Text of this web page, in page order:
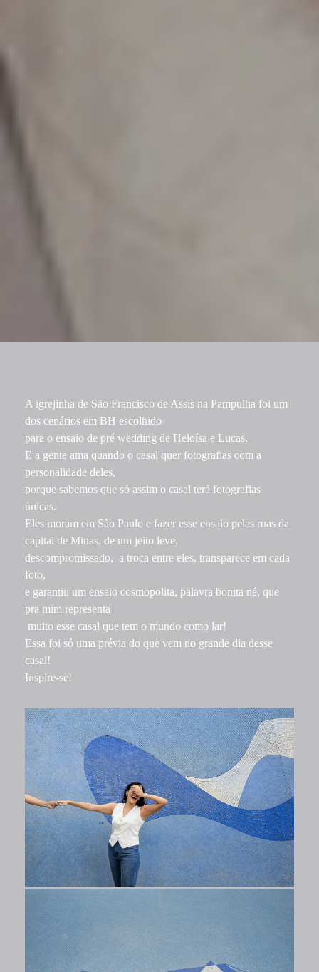
A igrejinha de São Francisco de Assis na Pampulha foi um
dos cenários em BH escolhido
para o ensaio de pré wedding de Heloísa e Lucas.
E a gente ama quando o casal quer fotografias com a
personalidade deles,
porque sabemos que só assim o casal terá fotografias
únicas.
Eles moram em São Paulo e fazer esse ensaio pelas ruas da
capital de Minas, de um jeito leve,
descompromissado, a troca entre eles, transparece em cada
foto,
e garantiu um ensaio cosmopolita, palavra bonita né, que
pra mim representa
muito esse casal que tem o mundo como lar!
Essa foi só uma prévia do que vem no grande dia desse
casal!
Inspire-se!